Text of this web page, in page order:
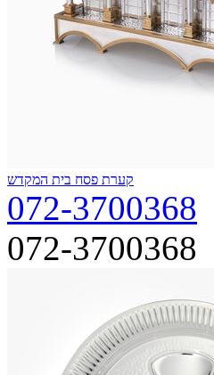
קערת פסח בית המקדש
072-3700368
072-3700368